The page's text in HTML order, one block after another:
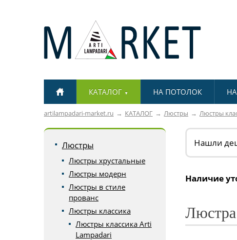
КАТАЛОГ ▼ НА ПОТОЛОК
artilampadari-market.ru КАТАЛОГ Люстры Люстры
Люстры
Люстры хрустальные
Люстры модерн
Люстры в стиле
прованс
Люстры классика
Люстры классика Arti
Lampadari
Нашли
Наличие